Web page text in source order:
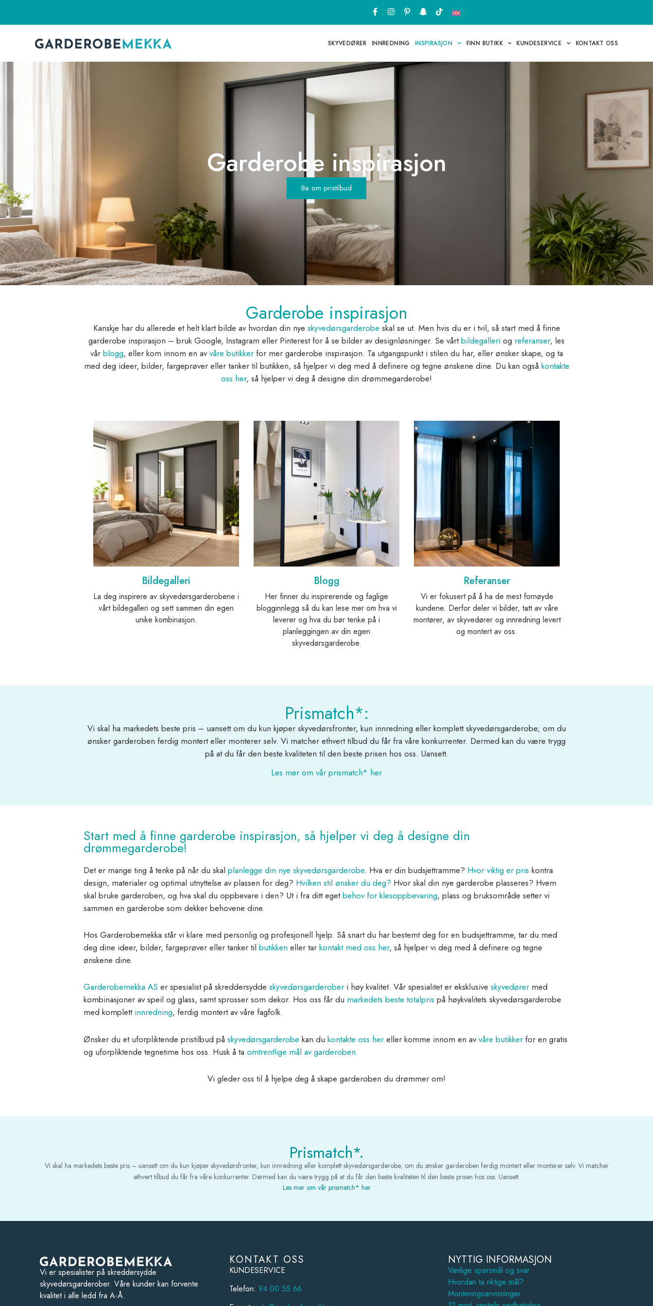
SKYVEDØRER INNREDNING INSPIRASJON FINN BUTIKK KUNDESERVICE KONTAKT OSS
Garderobe inspirasjon
Be om pristilbud
Garderobe inspirasjon
Kanskje har du allerede et helt klart bilde av hvordan din nye skyvedørsgarderobe skal se ut. Men hvis du er i tvil, så start med å finne
garderobe inspirasjon – bruk Google, Instagram eller Pinterest for å se bilder av designløsninger. Se vårtbildegalleri og referanser, les
vår blogg, eller kom innom en avvåre butikkerfor mer garderobe inspirasjon. Ta utgangspunkt i stilen du har, eller ønsker skape, og ta
med deg ideer, bilder, fargeprøver eller tanker til butikken, så hjelper vi deg med å definere og tegne ønskene dine. Du kan også kontakte
oss her, så hjelper vi deg å designe din drømmegarderobe!
Bildegalleri
La deg inspirere av skyvedørsgarderobene i
vårt bildegalleri og sett sammen din egen
unike kombinasjon.
Blogg
Her finner du inspirerende og faglige
blogginnlegg så du kan lese mer om hva vi
leverer og hva du bør tenke på i
planleggingen av din egen
skyvedørsgarderobe.
Referanser
Vi er fokusert på å ha de mest fornøyde
kundene. Derfor deler vi bilder, tatt av våre
montører, av skyvedører og innredning levert
og montert av oss.
Prismatch*:
Vi skal ha markedets beste pris – uansett om du kun kjøper skyvedørsfronter, kun innredning eller komplett skyvedørsgarderobe; om du
ønsker garderoben ferdig montert eller monterer selv. Vi matcher ethvert tilbud du får fra våre konkurrenter. Dermed kan du være trygg
på at du får den beste kvaliteten til den beste prisen hos oss. Uansett.
Les mer om vår prismatch* her
Start med å finne garderobe inspirasjon, så hjelper vi deg å designe din
drømmegarderobe!
Det er mange ting å tenke på når du skal planlegge din nye skyvedørsgarderobe. Hva er din budsjettramme? Hvor viktig er pris kontra
design, materialer og optimal utnyttelse av plassen for deg? Hvilken stil ønsker du deg? Hvor skal din nye garderobe plasseres? Hvem
skal bruke garderoben, og hva skal du oppbevare i den? Ut i fra ditt egetbehov for klesoppbevaring, plass og bruksområde setter vi
sammen en garderobe som dekker behovene dine.
Hos Garderobemekka står vi klare med personlig og profesjonell hjelp. Så snart du har bestemt deg for en budsjettramme, tar du med
deg dine ideer, bilder, fargeprøver eller tanker til butikken eller tar kontakt med oss her, så hjelper vi deg med å definere og tegne
ønskene dine.
Garderobemekka AS er spesialist på skreddersydde skyvedørsgarderober i høy kvalitet. Vår spesialitet er eksklusive skyvedører med
kombinasjoner av speil og glass, samt sprosser som dekor. Hos oss får du markedets beste totalpris på høykvalitets skyvedørsgarderobe
med komplett innredning, ferdig montert av våre fagfolk.
Ønsker du et uforpliktende pristilbud på skyvedørsgarderobe kan du kontakte oss her eller komme innom en avvåre butikker for en gratis
og uforpliktende tegnetime hos oss. Husk å ta omtrentlige mål av garderoben.
Vi gleder oss til å hjelpe deg å skape garderoben du drømmer om!
Prismatch*.
Vi skal ha markedets beste pris – uansett om du kun kjøper skyvedørsfronter, kun innredning eller komplett skyvedørsgarderobe; om du ønsker garderoben ferdig montert eller monterer selv. Vi matcher
ethvert tilbud du får fra våre konkurrenter. Dermed kan du være trygg på at du får den beste kvaliteten til den beste prisen hos oss. Uansett.
Les mer om vår prismatch* her
Vi er spesialister på skreddersydde
skyvedørsgarderober. Våre kunder kan forvente
kvalitet i alle ledd fra A-Å.
KONTAKT OSS
KUNDESERVICE
Telefon: 94 00 55 66
NYTTIG INFORMASJON
Vanlige spørsmål og svar
Hvordan ta riktige mål?
Monteringsanvisninger